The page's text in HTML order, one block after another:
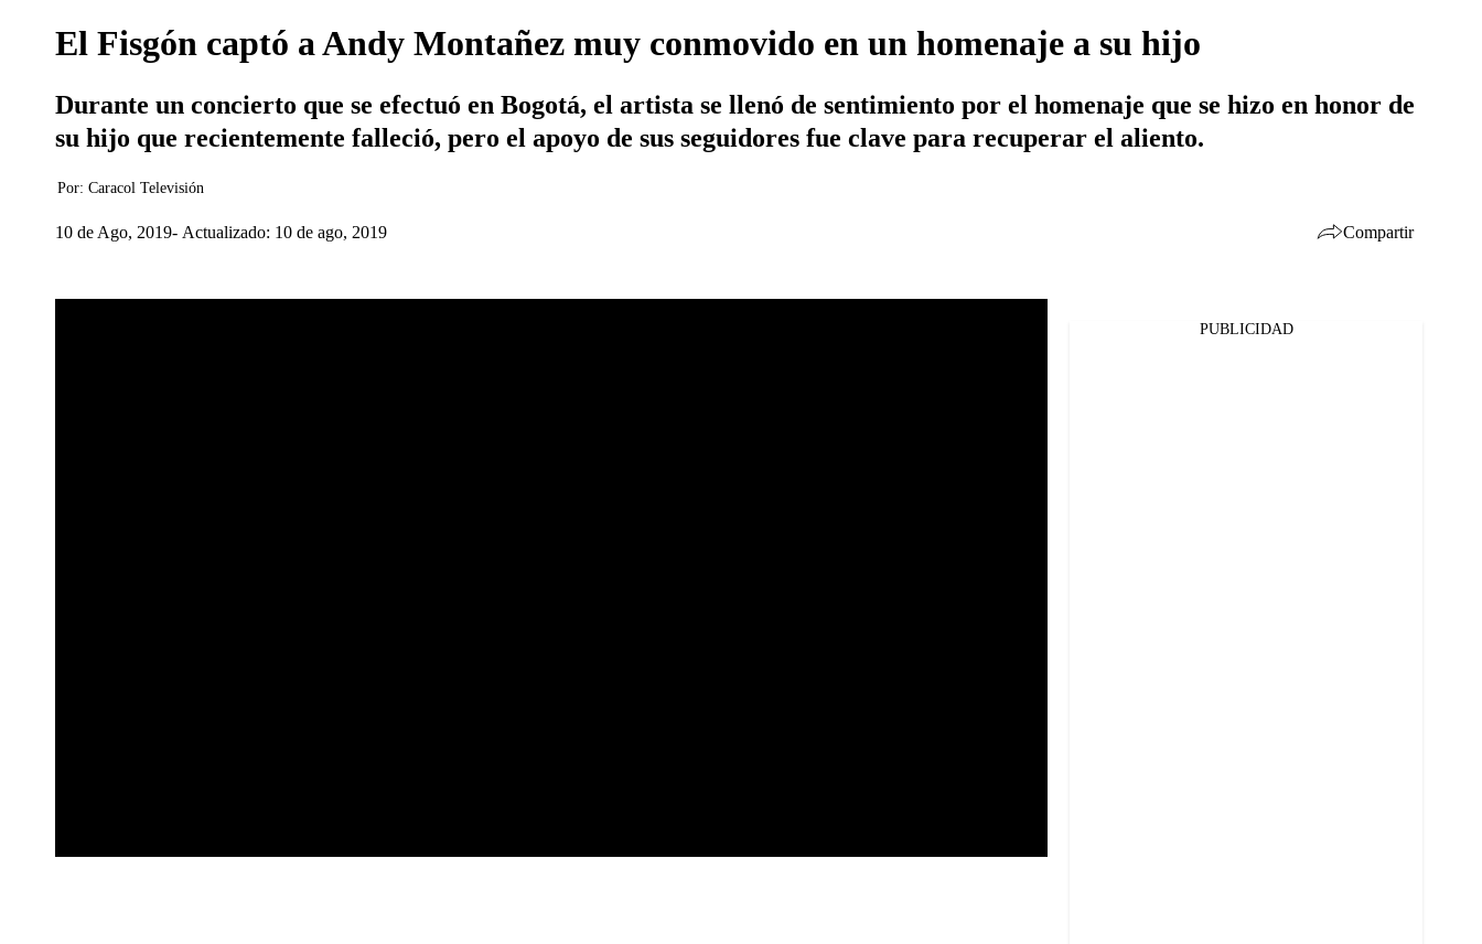
El Fisgón captó a Andy Montañez muy conmovido en un homenaje a su hijo
Durante un concierto que se efectuó en Bogotá, el artista se llenó de sentimiento por el homenaje que se hizo en honor de
su hijo que recientemente falleció, pero el apoyo de sus seguidores fue clave para recuperar el aliento.
Por: Caracol Televisión
10 de Ago, 2019 Actualizado: 10 de ago, 2019 Compartir
PUBLICIDAD